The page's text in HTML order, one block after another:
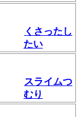
くさったし
たい
スライムつ
むり